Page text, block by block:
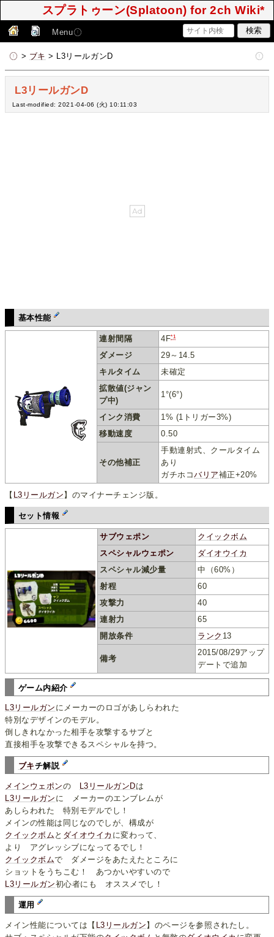
スプラトゥーン(Splatoon) for 2ch Wiki*
Menu
> ブキ > L3リールガンD
L3リールガンD
Last-modified: 2021-04-06 (火) 10:11:03
基本性能
連射間隔 4F*1
ダメージ
29～14.5
キルタイム
未確定
拡散値(ジャン
プ中)
1°(6°)
インク消費
1% (1トリガー3%)
移動速度
0.50
その他補正
手動連射式、クールタイム
あり
ガチホコバリア補正+20%
【 L3リールガン 】のマイナーチェンジ版。
セット情報
サブウェポン
クイックボム
スペシャルウェポン
ダイオウイカ
スペシャル減少量
中（60%）
射程
60
攻撃力
40
連射力
65
開放条件
ランク 13
備考
2015/08/29アップ
デートで追加
ゲーム内紹介
L3リールガン にメーカーのロゴがあしらわれた
特別なデザインのモデル。
倒しきれなかった相手を攻撃するサブと
直接相手を攻撃できるスペシャルを持つ。
ブキチ解説
メインウェポンの L3リールガンDは
L3リールガン に メーカーのエンブレムが
あしらわれた 特別モデルでし！
メインの性能は同じなのでしが、構成が
クイックボム と ダイオウイカ に変わって、
より アグレッシブになってるでし！
クイックボムで ダメージをあたえたところに
ショットをうちこむ！ あつかいやすいので
L3リールガン初心者にも オススメでし！
運用
メイン性能については【 L3リールガン 】のページを参照されたし。